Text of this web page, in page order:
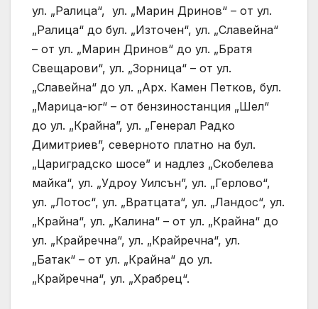
ул. „Ралица“, ул. „Марин Дринов“ – от ул.
„Ралица“ до бул. „Източен“, ул. „Славейна“
– от ул. „Марин Дринов“ до ул. „Братя
Свещарови“, ул. „Зорница“ – от ул.
„Славейна“ до ул. „Арх. Камен Петков, бул.
„Марица-юг“ – от бензиностанция „Шел“
до ул. „Крайна”, ул. „Генерал Радко
Димитриев”, северното платно на бул.
„Цариградско шосе” и надлез „Скобелева
майка“, ул. „Удроу Уилсън”, ул. „Герлово“,
ул. „Лотос“, ул. „Вратцата“, ул. „Ландос“, ул.
„Крайна“, ул. „Калина“ – от ул. „Крайна“ до
ул. „Крайречна“, ул. „Крайречна“, ул.
„Батак“ – от ул. „Крайна“ до ул.
„Крайречна“, ул. „Храбрец“.